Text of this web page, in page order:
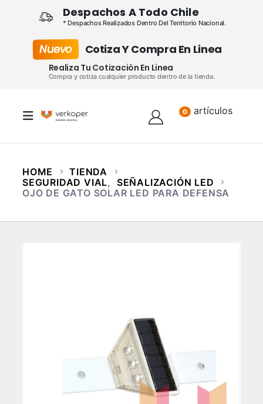
Despachos A Todo Chile
* Despachos Realizados Dentro Del Territorio Nacional.
Nuevo Cotiza Y Compra En Linea
Realiza Tu Cotización En Linea
Compra y cotiza cualquier producto dentro de la tienda.
0 artículos
HOME
TIENDA
SEGURIDAD VIAL, SEÑALIZACIÓN LED
OJO DE GATO SOLAR LED PARA DEFENSA